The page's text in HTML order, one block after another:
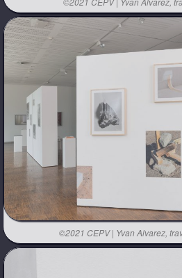
©2021 CEPV | Yvan Alvarez,